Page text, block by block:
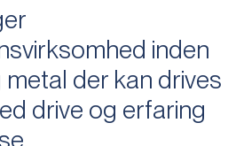
inden
der kan drives
drive og erfaring